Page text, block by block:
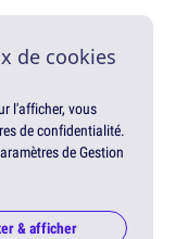
de cookies
l'afficher, vous
de confidentialité.
de Gestion
& afficher